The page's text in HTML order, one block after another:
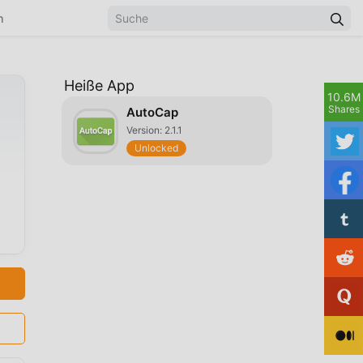
Heiße App
AutoCap
Version: 2.1.1
Unlocked
10.6M
Shares